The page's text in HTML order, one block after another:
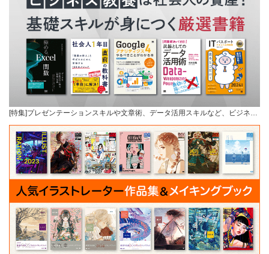
[特集]プレゼンテーションスキルや文章術、データ活用スキルなど、ビジネ…